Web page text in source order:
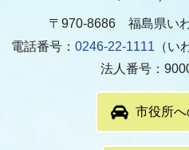
〒970-8686 福島県い
電話番号： 0246-22-1111 （い
法人番号：
市役所